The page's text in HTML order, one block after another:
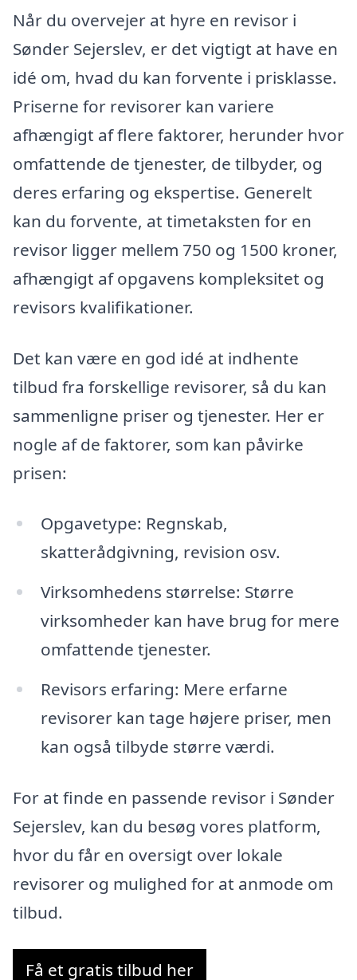
Når du overvejer at hyre en revisor i
Sønder Sejerslev, er det vigtigt at have en
idé om, hvad du kan forvente i prisklasse.
Priserne for revisorer kan variere
afhængigt af flere faktorer, herunder hvor
omfattende de tjenester, de tilbyder, og
deres erfaring og ekspertise. Generelt
kan du forvente, at timetaksten for en
revisor ligger mellem 750 og 1500 kroner,
afhængigt af opgavens kompleksitet og
revisors kvalifikationer.
Det kan være en god idé at indhente
tilbud fra forskellige revisorer, så du kan
sammenligne priser og tjenester. Her er
nogle af de faktorer, som kan påvirke
prisen:
Opgavetype: Regnskab,
skatterådgivning, revision osv.
Virksomhedens størrelse: Større
virksomheder kan have brug for mere
omfattende tjenester.
Revisors erfaring: Mere erfarne
revisorer kan tage højere priser, men
kan også tilbyde større værdi.
For at finde en passende revisor i Sønder
Sejerslev, kan du besøg vores platform,
hvor du får en oversigt over lokale
revisorer og mulighed for at anmode om
tilbud.
Få et gratis tilbud her